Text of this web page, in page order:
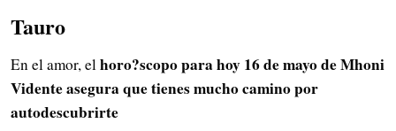
Tauro
En el amor, elhoro?scopo para hoy 16 de mayo de Mhoni
Vidente asegura que tienes mucho camino por
autodescubrirte